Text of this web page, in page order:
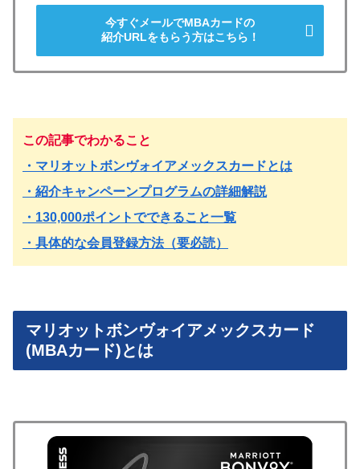
今すぐメールでMBAカードの
紹介URLをもらう方はこちら！
この記事でわかること
・マリオットボンヴォイアメックスカードとは
・紹介キャンペーンプログラムの詳細解説
・130,000ポイントでできること一覧
・具体的な会員登録方法（要必読）
マリオットボンヴォイアメックスカード
(MBAカード)とは